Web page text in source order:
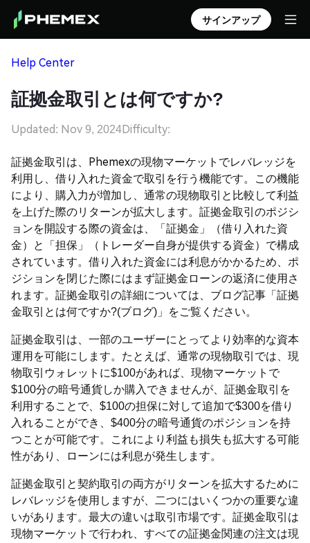
サインアップ
Help Center
証拠金取引とは何ですか?
Updated: Nov 9, 2024Difficulty:
証拠金取引は、Phemexの現物マーケットでレバレッジを
利用し、借り入れた資金で取引を行う機能です。この機能
により、購入力が増加し、通常の現物取引と比較して利益
を上げた際のリターンが拡大します。証拠金取引のポジシ
ョンを開設する際の資金は、「証拠金」（借り入れた資
金）と「担保」（トレーダー自身が提供する資金）で構成
されています。借り入れた資金には利息がかかるため、ポ
ジションを閉じた際にはまず証拠金ローンの返済に使用さ
れます。証拠金取引の詳細については、ブログ記事「証拠
金取引とは何ですか?(ブログ)」をご覧ください。
証拠金取引は、一部のユーザーにとってより効率的な資本
運用を可能にします。たとえば、通常の現物取引では、現
物取引ウォレットに$100があれば、現物マーケットで
$100分の暗号通貨しか購入できませんが、証拠金取引を
利用することで、$100の担保に対して追加で$300を借り
入れることができ、$400分の暗号通貨のポジションを持
つことが可能です。これにより利益も損失も拡大する可能
性があり、ローンには利息が発生します。
証拠金取引と契約取引の両方がリターンを拡大するために
レバレッジを使用しますが、二つにはいくつかの重要な違
いがあります。最大の違いは取引市場です。証拠金取引は
現物マーケットで行われ、すべての証拠金関連の注文は現